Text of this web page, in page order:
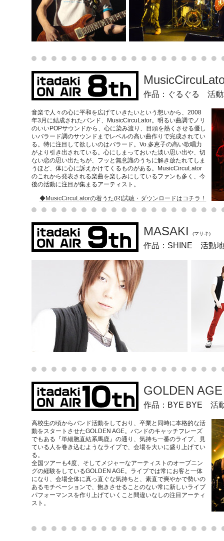
作品：ぐるぐる 活動
音楽で人々の心に平和を広げていきたいという想いから、2008
年3月に結成されたバンド、MusicCircuLator。明るい曲調でノリ
のいいPOPサウンドから、心に染み渡り、目頭を熱くさせる優し
いバラード調のサウンドまでレベルの高い曲作りで完成されてい
る。特に注目して欲しいのはバラード。Vo.多恵子の高い歌唱力
がより引き出されている。心にしまっておいた淡い思い出や、切
ない恋の思い出たちが、フッと無意識のうちに解き放たれてしま
うほど、体に心に訴えかけてくるものがある。MusicCircuLator
のこれから発表される楽曲を楽しみにしているファンも多く、今
後の活動に注目が集まるアーティスト。
◆MusicCircuLatorの着うた(R)試聴・ダウンロードはコチラ！
MASAKI (マサキ)
作品：SHINE 活動
GOLDEN
作品：BYE BYE 活
高校生の頃からバンド活動をしており、卒業と同時に本格的な活
動をスタートさせたGOLDEN AGE。バンドのキャッチフレーズ
でもある『単細胞直結系馬鹿』の通り、気持ち一番のライブ、見
ている人を巻き込むようなライブで、会場を大いに盛り上げてい
る。
全国ツアーも4度、そしてメジャーなアーティストのオープニン
グの経験をしているGOLDEN AGE。ライブでは常にお客と一体
になり、会場全体に真っ直ぐな気持ちと、素直で爽やかで勢いの
あるモチベーションで、飽きさせることのない常に新しいライブ
パフォーマンスを作り上げていくこと間違いなしの注目アーティ
スト。